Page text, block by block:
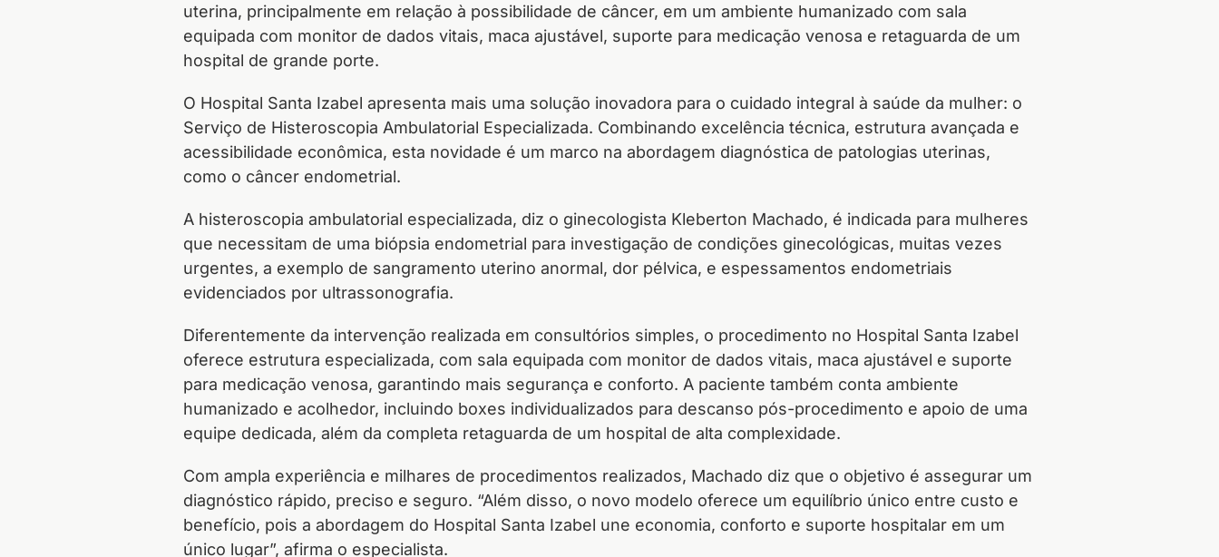
uterina, principalmente em relação à possibilidade de câncer, em um ambiente humanizado com sala
equipada com monitor de dados vitais, maca ajustável, suporte para medicação venosa e retaguarda de um
hospital de grande porte.
O Hospital Santa Izabel apresenta mais uma solução inovadora para o cuidado integral à saúde da mulher: o
Serviço de Histeroscopia Ambulatorial Especializada. Combinando excelência técnica, estrutura avançada e
acessibilidade econômica, esta novidade é um marco na abordagem diagnóstica de patologias uterinas,
como o câncer endometrial.
A histeroscopia ambulatorial especializada, diz o ginecologista Kleberton Machado, é indicada para mulheres
que necessitam de uma biópsia endometrial para investigação de condições ginecológicas, muitas vezes
urgentes, a exemplo de sangramento uterino anormal, dor pélvica, e espessamentos endometriais
evidenciados por ultrassonografia.
Diferentemente da intervenção realizada em consultórios simples, o procedimento no Hospital Santa Izabel
oferece estrutura especializada, com sala equipada com monitor de dados vitais, maca ajustável e suporte
para medicação venosa, garantindo mais segurança e conforto. A paciente também conta ambiente
humanizado e acolhedor, incluindo boxes individualizados para descanso pós-procedimento e apoio de uma
equipe dedicada, além da completa retaguarda de um hospital de alta complexidade.
Com ampla experiência e milhares de procedimentos realizados, Machado diz que o objetivo é assegurar um
diagnóstico rápido, preciso e seguro. “Além disso, o novo modelo oferece um equilíbrio único entre custo e
benefício, pois a abordagem do Hospital Santa Izabel une economia, conforto e suporte hospitalar em um
único lugar”, afirma o especialista.